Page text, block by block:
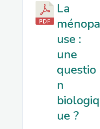
La
ménopa
use :
une
questio
n
biologiq
ue ?